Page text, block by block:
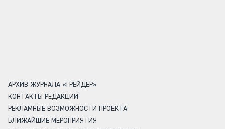
АРХИВ ЖУРНАЛА «ГРЕЙДЕР»
КОНТАКТЫ РЕДАКЦИИ
РЕКЛАМНЫЕ ВОЗМОЖНОСТИ ПРОЕКТА
БЛИЖАЙШИЕ МЕРОПРИЯТИЯ